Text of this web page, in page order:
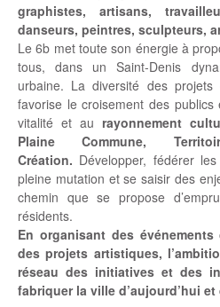
graphistes, artisans,
danseurs, peintres, sculpteurs,
Le 6b met toute son énergie à
tous, dans un Saint-Denis
urbaine. La diversité des
favorise le croisement des
vitalité et au rayonnement
Plaine Commune,
Création. Développer, fédérer
pleine mutation et se saisir des
chemin que se propose
résidents.
En organisant des
des projets artistiques,
réseau des initiatives et des
fabriquer la ville d’aujourd’hui et